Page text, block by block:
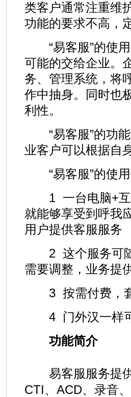
类客户通常注重维
功能的要求不高，
“易客服”的使用
可能的交给企业。
务、管理系统，将
作中抽身。同时也
利性。
“易客服”的功能
业客户可以根据自
“易客服”的使用
1 一台电脑+互
就能够享受到呼我
用户提供客服服务
2 这个服务可随
需要调整，业务提
3 按需付费，套
4 门外汉一样可
功能简介
易客服服务提
CTI、ACD、录音